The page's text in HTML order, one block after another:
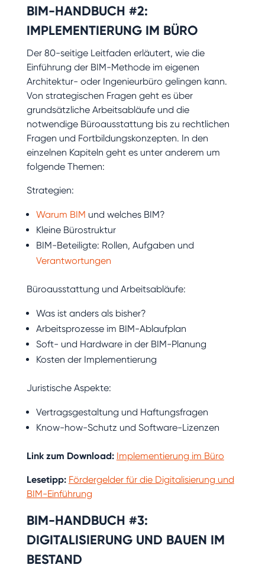
BIM-HANDBUCH #2:
IMPLEMENTIERUNG IM BÜRO
Der 80-seitige Leitfaden erläutert, wie die
Einführung der BIM-Methode im eigenen
Architektur- oder Ingenieurbüro gelingen kann.
Von strategischen Fragen geht es über
grundsätzliche Arbeitsabläufe und die
notwendige Büroausstattung bis zu rechtlichen
Fragen und Fortbildungskonzepten. In den
einzelnen Kapiteln geht es unter anderem um
folgende Themen:
Strategien:
Warum BIM und welches BIM?
Kleine Bürostruktur
BIM-Beteiligte: Rollen, Aufgaben und
Verantwortungen
Büroausstattung und Arbeitsabläufe:
Was ist anders als bisher?
Arbeitsprozesse im BIM-Ablaufplan
Soft- und Hardware in der BIM-Planung
Kosten der Implementierung
Juristische Aspekte:
Vertragsgestaltung und Haftungsfragen
Know-how-Schutz und Software-Lizenzen
Link zum Download: Implementierung im Büro
Lesetipp: Fördergelder für die Digitalisierung und
BIM-Einführung
BIM-HANDBUCH #3:
DIGITALISIERUNG UND BAUEN IM
BESTAND